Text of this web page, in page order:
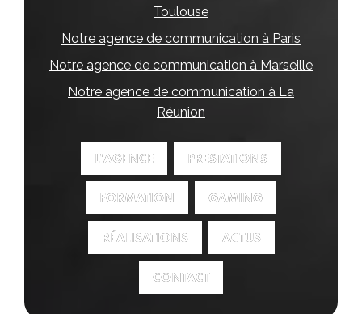
Toulouse
Notre agence de communication à Paris
Notre agence de communication à Marseille
Notre agence de communication à La
Réunion
L'AGENCE
L'AGENCE PRESTATIONS
PRESTATIONS
FORMATION
FORMATION GAMING
GAMING
RÉALISATIONS
RÉALISATIONS ACTUS
ACTUS
CONTACT
CONTACT